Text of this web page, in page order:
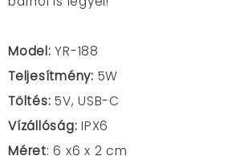
Model: YR-188
Teljesítmény: 5W
Töltés: 5V, USB-C
Vízállóság: IPX6
Méret: 6 x6 x 2 cm